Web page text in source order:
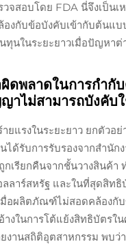
วจสอบโดย FDA นี่จึงเป็
งกับข้อบังคับเข้ากับต้นแ
นในระยะยาวเมื่อปัญหาต่
ดพลาดในการกำกั
าไม่สามารถบังคับ
แรงในระยะยาว ยกตัวอ
ได้รับการรับรองจากสำนั
รียกคืนจากชั้นวางสินค้า
ลาร์สหรัฐ และในที่สุดสิทธิ
อผลิตภัณฑ์ไม่สอดคล้องกั
งในการโต้แย้งสิทธิบัตรใ
งานสถิติอุตสาหกรรม พบว่